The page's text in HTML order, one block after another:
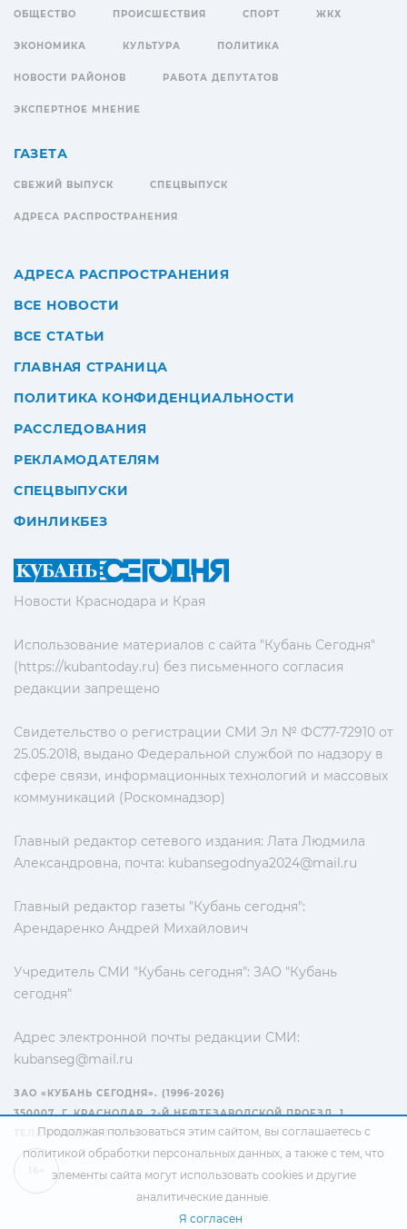
Новости Краснодара и Края
Использование материалов с сайта "Кубань Сегодня"
(https://kubantoday.ru) без письменного согласия
редакции запрещено
Свидетельство о регистрации СМИ Эл № ФС77-72910 от
25.05.2018, выдано Федеральной службой по надзору в
сфере связи, информационных технологий и массовых
коммуникаций (Роскомнадзор)
Главный редактор сетевого издания: Лата Людмила
Александровна, почта: kubansegodnya2024@mail.ru
Главный редактор газеты "Кубань сегодня":
Арендаренко Андрей Михайлович
Учредитель СМИ "Кубань сегодня": ЗАО "Кубань
сегодня"
Адрес электронной почты редакции СМИ:
kubanseg@mail.ru
ОБЩЕСТВО ПРОИСШЕСТВИЯ СПОРТ ЖКХ
ЭКОНОМИКА КУЛЬТУРА ПОЛИТИКА
НОВОСТИ РАЙОНОВ РАБОТА ДЕПУТАТОВ
ЭКСПЕРТНОЕ МНЕНИЕ
ГАЗЕТА
СВЕЖИЙ ВЫПУСК СПЕЦВЫПУСК
АДРЕСА РАСПРОСТРАНЕНИЯ
АДРЕСА РАСПРОСТРАНЕНИЯ
ВСЕ НОВОСТИ
ВСЕ СТАТЬИ
ГЛАВНАЯ СТРАНИЦА
ПОЛИТИКА КОНФИДЕНЦИАЛЬНОСТИ
РАССЛЕДОВАНИЯ
РЕКЛАМОДАТЕЛЯМ
СПЕЦВЫПУСКИ
ФИНЛИКБЕЗ
ЗАО «КУБАНЬ СЕГОДНЯ». (1996-2026)
350007, Г. КРАСНОДАР, 2-Й НЕФТЕЗАВОДСКОЙ ПРОЕЗД, 1
ТЕЛ.: +7(861) 267-15-15
Продолжая пользоваться этим сайтом, вы соглашаетесь с
политикой обработки персональных данных, а также с тем, что
элементы сайта могут использовать cookies и другие
аналитические данные.
Я согласен